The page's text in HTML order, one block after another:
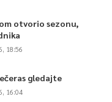
otvorio sezonu,
18:56
gledajte
16:04